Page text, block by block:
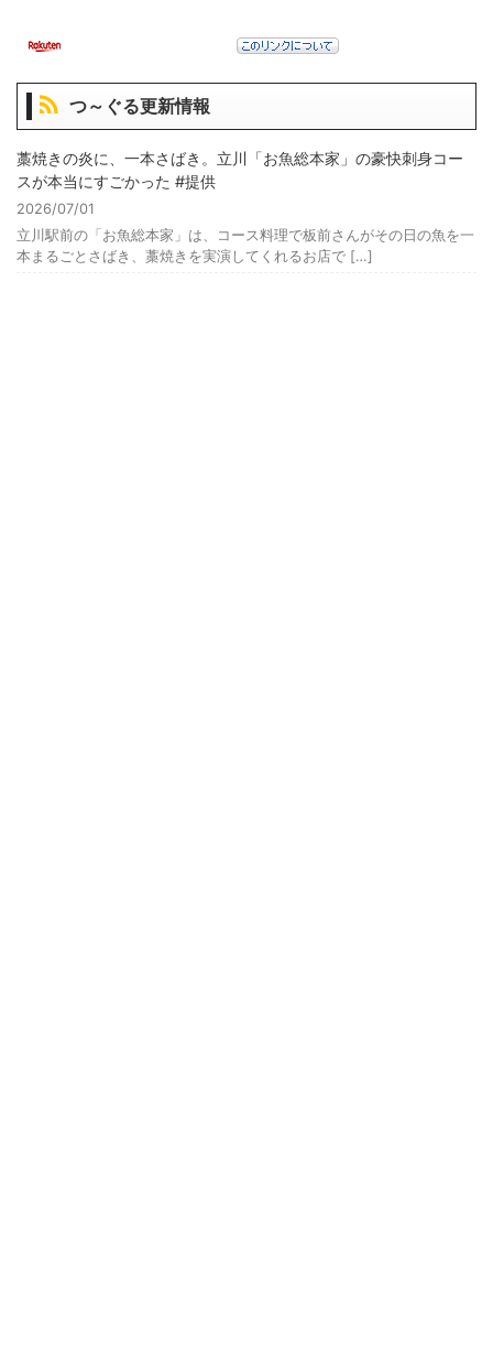
つ～ぐる更新情報
藁焼きの炎に、一本さばき。立川「お魚総本家」の豪快刺身コー
スが本当にすごかった #提供
2026/07/01
立川駅前の「お魚総本家」は、コース料理で板前さんがその日の魚を一
本まるごとさばき、藁焼きを実演してくれるお店で […]